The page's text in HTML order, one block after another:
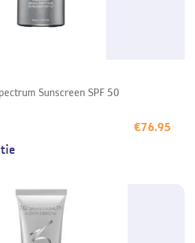
Sunscreen SPF 50
€76.95